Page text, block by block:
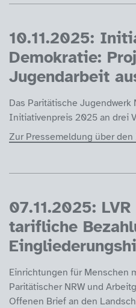
10.11.2025:
Demokratie:
Jugendarbeit
Das Paritätische Jugendwerk
Initiativenpreis 2025 an drei
Zur Pressemeldung über
07.11.2025:
tarifliche
Einrichtungen für Menschen
Paritätischer NRW und
Offenen Brief an den